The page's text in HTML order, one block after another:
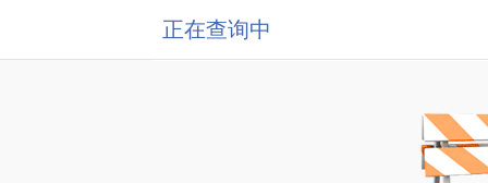
正在查询中